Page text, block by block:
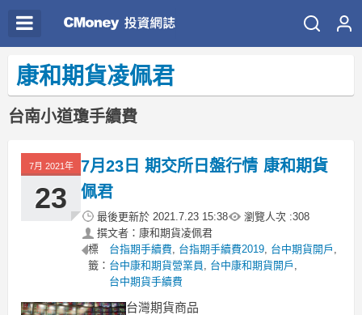
康和期貨凌佩君
台南小道瓊手續費
7月 2021年
23
7月23日 期交所日盤行情 康和期貨
佩君
最後更新於 2021.7.23 15:38 瀏覽人次 :308
撰文者：康和期貨凌佩君
標
籤：
台指期手續費, 台指期手續費2019, 台中期貨開戶 ,
台中康和期貨營業員, 台中康和期貨開戶 ,
台中期貨手續費
台灣期貨商品